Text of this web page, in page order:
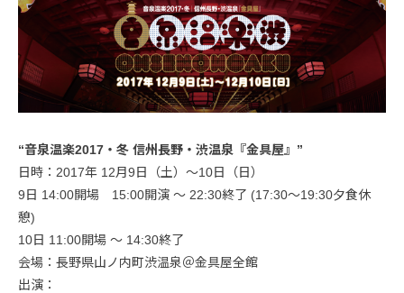
“音泉温楽2017・冬 信州長野・渋温泉『金具屋』”
日時：2017年 12月9日（土）～10日（日）
9日 14:00開場 15:00開演 ～ 22:30終了 (17:30～19:30夕食休
憩)
10日 11:00開場 ～ 14:30終了
会場：長野県山ノ内町渋温泉＠金具屋全館
出演：